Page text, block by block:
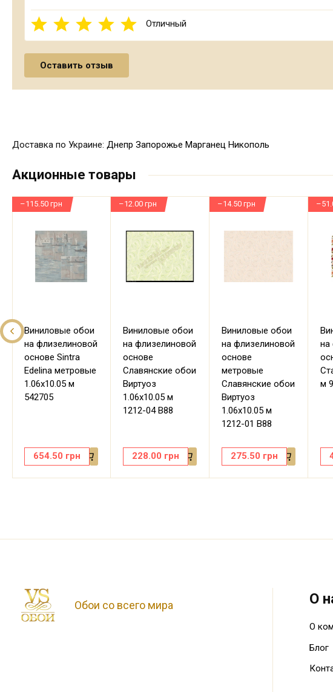
Отличный
Доставка по Украине: Днепр Запорожье Марганец Никополь
Акционные товары
Виниловые обои
на флизелиновой
основе Sintra
Edelina метровые
1.06х10.05 м
542705
654.50 грн
–115.50 грн
Виниловые обои
на флизелиновой
основе
Славянские обои
Виртуоз
1.06х10.05 м
1212-04 В88
228.00 грн
–12.00 грн
Виниловые обои
на флизелиновой
основе
метровые
Славянские обои
Виртуоз
1.06х10.05 м
1212-01 В88
275.50 грн
–14.50 грн
на
м
Обои со всего мира О
О
Блог